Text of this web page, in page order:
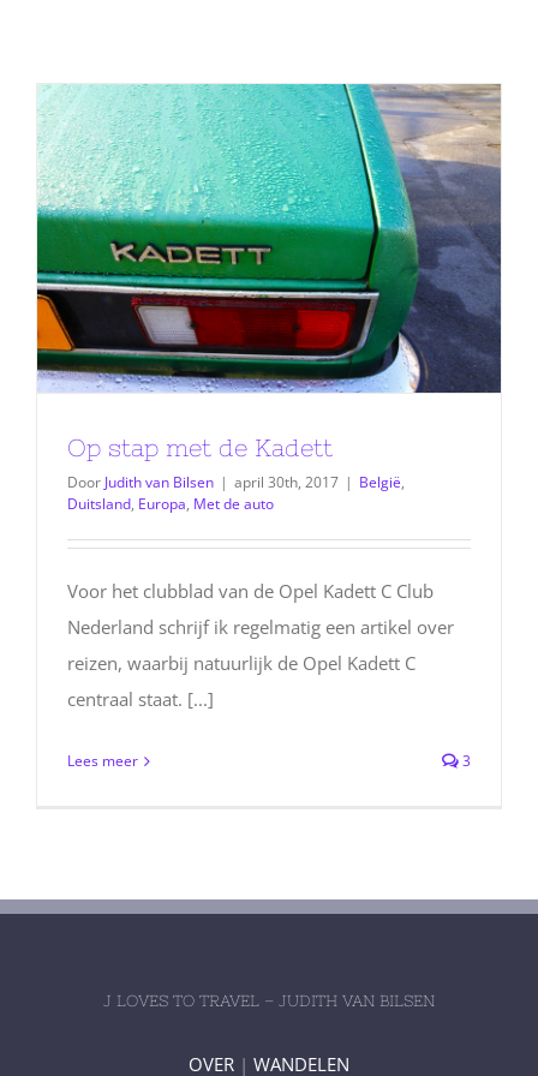
Op stap met de Kadett
Door Judith van Bilsen | april 30th, 2017 | België,
Duitsland, Europa, Met de auto
Voor het clubblad van de Opel Kadett C Club
Nederland schrijf ik regelmatig een artikel over
reizen, waarbij natuurlijk de Opel Kadett C
centraal staat. [...]
Lees meer 3
J LOVES TO TRAVEL – JUDITH VAN BILSEN
OVER | WANDELEN